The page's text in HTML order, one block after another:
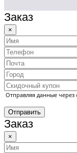
Заказ
×
Отправляя данные через
Отправить
Заказ
×